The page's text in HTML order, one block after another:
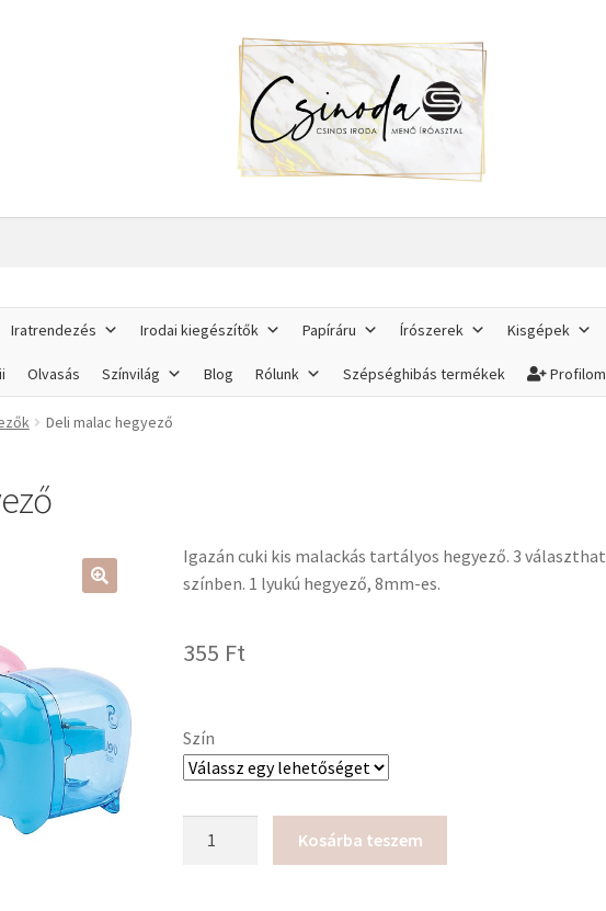
Iratrendezés Irodai kiegészítők Papíráru Írószerek Kisgépek
Olvasás Színvilág Blog Rólunk Szépséghibás termékek Profilom
Deli malac hegyező
Igazán cuki kis malackás tartályos hegyező. 3
színben. 1 lyukú hegyező, 8mm-es.
355 Ft
Szín
Kosárba teszem